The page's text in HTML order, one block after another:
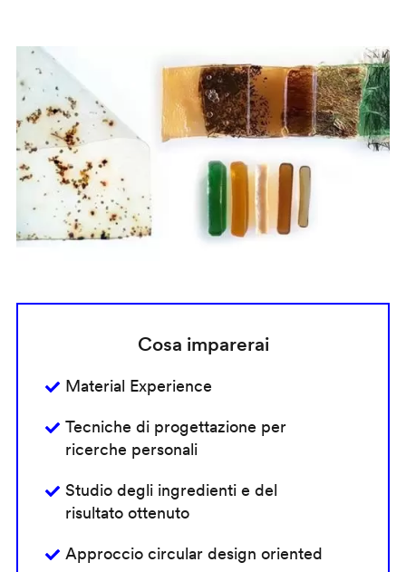
Cosa imparerai
Material Experience
Tecniche di progettazione per
ricerche personali
Studio degli ingredienti e del
risultato ottenuto
Approccio circular design oriented